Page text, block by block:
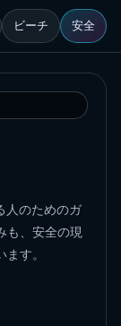
ビーチ 安全
人のためのガ
も、安全の現
す。